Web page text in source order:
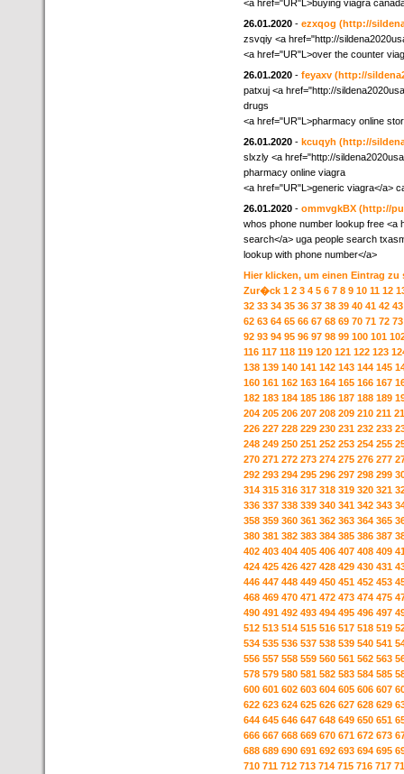
<a href="UR"L>buying viagra
26.01.2020 - ezxqog (http://
zsvqiy <a href="http://
<a href="UR"L>over the counter
26.01.2020 - feyaxv (http://
patxuj <a href="http://
drugs
<a href="UR"L>pharmacy online
26.01.2020 - kcuqyh (http://
slxzly <a href="http://
pharmacy online viagra
<a href="UR"L>generic viagra</a>
26.01.2020 - ommvgkBX (http://
whos phone number lookup free <a
search</a> uga people search
lookup with phone number</a>
Hier klicken, um einen Eintrag zu
Zur�ck 1 2 3 4 5 6 7 8 9 10 11 12
32 33 34 35 36 37 38 39 40 41 42 43
62 63 64 65 66 67 68 69 70 71 72 73
92 93 94 95 96 97 98 99 100 101
116 117 118 119 120 121 122 123
138 139 140 141 142 143 144 145
160 161 162 163 164 165 166 167
182 183 184 185 186 187 188 189
204 205 206 207 208 209 210 211
226 227 228 229 230 231 232 233
248 249 250 251 252 253 254 255
270 271 272 273 274 275 276 277
292 293 294 295 296 297 298 299
314 315 316 317 318 319 320 321
336 337 338 339 340 341 342 343
358 359 360 361 362 363 364 365
380 381 382 383 384 385 386 387
402 403 404 405 406 407 408 409
424 425 426 427 428 429 430 431
446 447 448 449 450 451 452 453
468 469 470 471 472 473 474 475
490 491 492 493 494 495 496 497
512 513 514 515 516 517 518 519
534 535 536 537 538 539 540 541
556 557 558 559 560 561 562 563
578 579 580 581 582 583 584 585
600 601 602 603 604 605 606 607
622 623 624 625 626 627 628 629
644 645 646 647 648 649 650 651
666 667 668 669 670 671 672 673
688 689 690 691 692 693 694 695
710 711 712 713 714 715 716 717